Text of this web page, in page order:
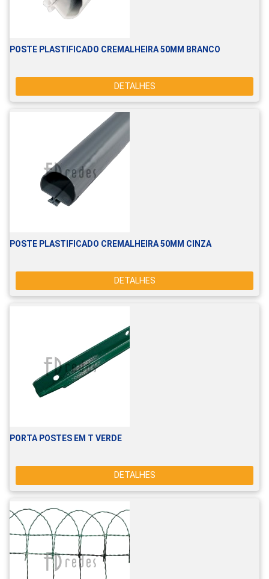
POSTE PLASTIFICADO CREMALHEIRA 50MM BRANCO
DETALHES
POSTE PLASTIFICADO CREMALHEIRA 50MM CINZA
DETALHES
PORTA POSTES EM T VERDE
DETALHES